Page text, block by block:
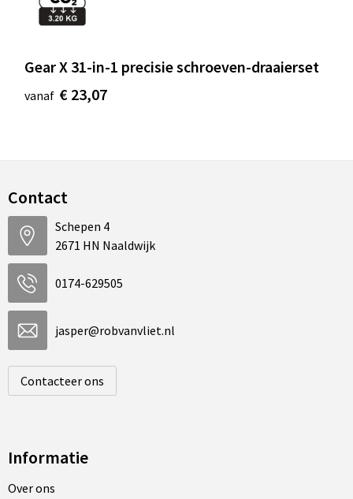
Gear X 31-in-1 precisie schroeven-draaierset
vanaf € 23,07
Contact
Schepen 4
2671 HN Naaldwijk
0174-629505
jasper@robvanvliet.nl
Contacteer ons
Informatie
Over ons